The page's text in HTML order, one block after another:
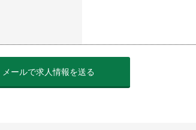
メールで求人情報を送る